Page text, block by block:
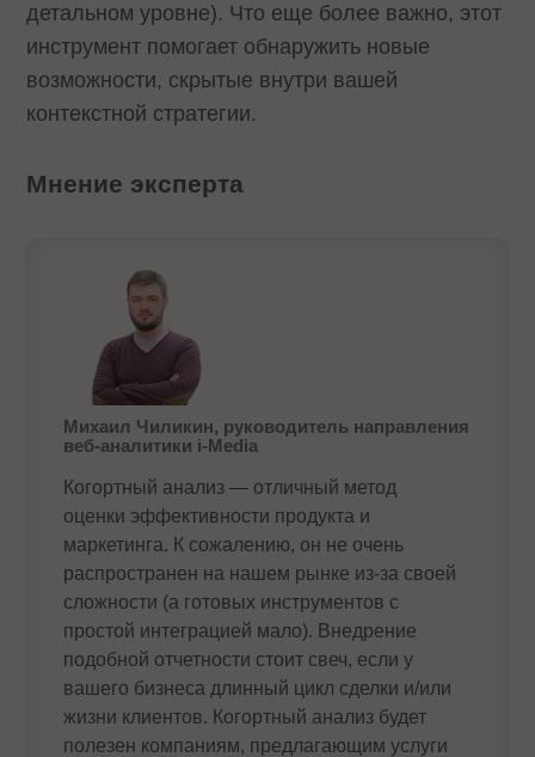
детальном уровне). Что еще более важно, этот
инструмент помогает обнаружить новые
возможности, скрытые внутри вашей
контекстной стратегии.
Мнение эксперта
Михаил Чиликин, руководитель направления
веб-аналитики i-Media
Когортный анализ — отличный метод
оценки эффективности продукта и
маркетинга. К сожалению, он не очень
распространен на нашем рынке из-за своей
сложности (а готовых инструментов с
простой интеграцией мало). Внедрение
подобной отчетности стоит свеч, если у
вашего бизнеса длинный цикл сделки и/или
жизни клиентов. Когортный анализ будет
полезен компаниям, предлагающим услуги